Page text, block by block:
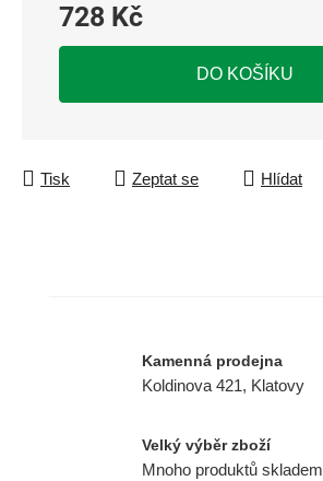
728 Kč
Měrná cena:
DO KOŠÍKU
Tisk Zeptat se Hlídat
Kamenná prodejna
Koldinova 421, Klatovy
Velký výběr zboží
Mnoho produktů skladem